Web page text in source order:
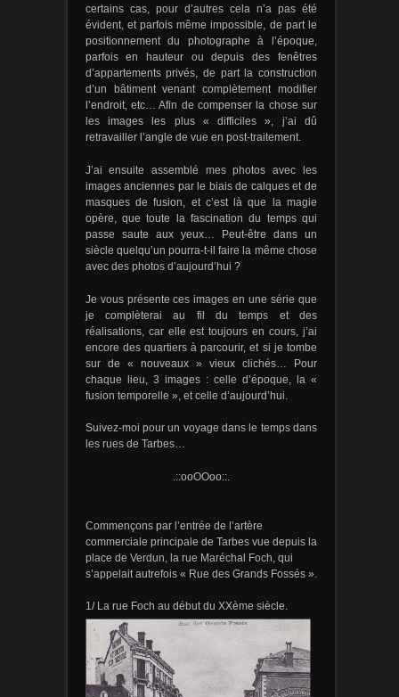
certains cas, pour d’autres cela n’a pas été
évident, et parfois même impossible, de part le
positionnement du photographe à l’époque,
parfois en hauteur ou depuis des fenêtres
d’appartements privés, de part la construction
d’un bâtiment venant complètement modifier
l’endroit, etc… Afin de compenser la chose sur
les images les plus « difficiles », j’ai dû
retravailler l’angle de vue en post-traitement.
J’ai ensuite assemblé mes photos avec les
images anciennes par le biais de calques et de
masques de fusion, et c’est là que la magie
opère, que toute la fascination du temps qui
passe saute aux yeux… Peut-être dans un
siècle quelqu’un pourra-t-il faire la même chose
avec des photos d’aujourd’hui ?
Je vous présente ces images en une série que
je complèterai au fil du temps et des
réalisations, car elle est toujours en cours, j’ai
encore des quartiers à parcourir, et si je tombe
sur de « nouveaux » vieux clichés… Pour
chaque lieu, 3 images : celle d’époque, la «
fusion temporelle », et celle d’aujourd’hui.
Suivez-moi pour un voyage dans le temps dans
les rues de Tarbes…
.::ooOOoo::.
Commençons par l’entrée de l’artère
commerciale principale de Tarbes vue depuis la
place de Verdun, la rue Maréchal Foch, qui
s’appelait autrefois « Rue des Grands Fossés ».
1/ La rue Foch au début du XXème siècle.